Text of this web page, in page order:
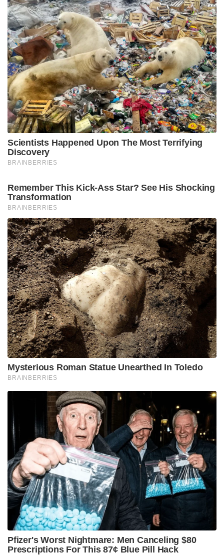
Scientists Happened Upon The Most Terrifying
Discovery
BRAINBERRIES
Remember This Kick-Ass Star? See His Shocking
Transformation
BRAINBERRIES
Mysterious Roman Statue Unearthed In Toledo
BRAINBERRIES
Pfizer's Worst Nightmare: Men Canceling $80
Prescriptions For This 87¢ Blue Pill Hack